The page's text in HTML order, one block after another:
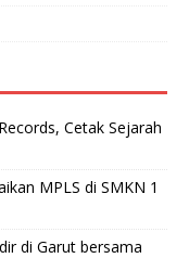
Cetak Sejarah
MPLS di SMKN 1
di Garut bersama